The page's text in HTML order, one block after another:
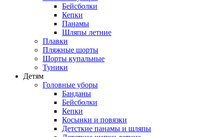
Бейсболки
Кепки
Панамы
Шляпы летние
Плавки
Пляжные шорты
Шорты купальные
Туники
Детям
Головные уборы
Банданы
Бейсболки
Кепки
Косынки и повязки
Детсткие панамы и шляпы